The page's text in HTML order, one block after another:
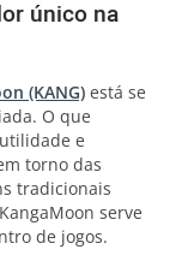
único na
(KANG) está se
O que
e
torno das
tradicionais
serve
de jogos.